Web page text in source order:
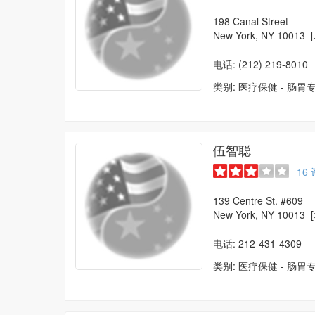
198 Canal Street
New York, NY 10013
电话: (212) 219-8010
类别: 医疗保健 - 肠胃
伍智聪
16
139 Centre St. #609
New York, NY 10013
电话: 212-431-4309
类别: 医疗保健 - 肠胃